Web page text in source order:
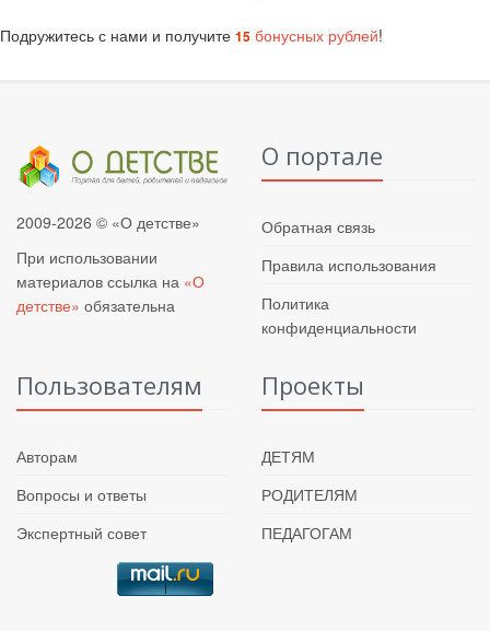
Подружитесь с нами и получите 15 бонусных рублей!
2009-2026 © «О детстве»
При использовании
материалов ссылка на «О
детстве» обязательна
О портале
Обратная связь
Правила использования
Политика
конфиденциальности
Пользователям
Авторам
Вопросы и ответы
Экспертный совет
Проекты
ДЕТЯМ
РОДИТЕЛЯМ
ПЕДАГОГАМ